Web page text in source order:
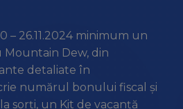
– 26.11.2024 minimum un
Mountain Dew, din
detaliate în
numărul bonului fiscal și
sorți, un Kit de vacanță